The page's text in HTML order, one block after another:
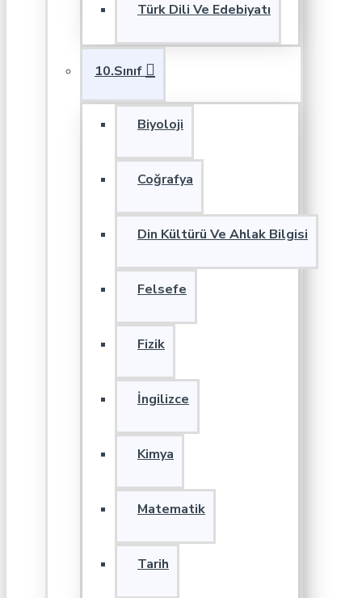
Türk Dili Ve Edebiyatı
10.Sınıf
Biyoloji
Coğrafya
Din Kültürü Ve Ahlak Bilgisi
Felsefe
Fizik
İngilizce
Kimya
Matematik
Tarih